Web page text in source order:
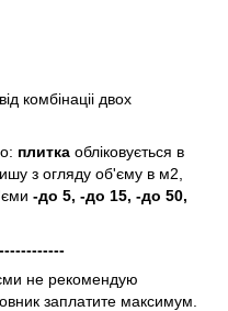
комбінаціі двох
плитка обліковується в
з огляду об'єму в м2,
-до 5, -до 15, -до 50,
не рекомендую
заплатите максимум.